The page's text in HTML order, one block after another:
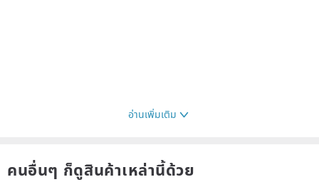
อ่านเพิ่มเติม
คนอื่นๆ ก็ดูสินค้าเหล่านี้ด้วย